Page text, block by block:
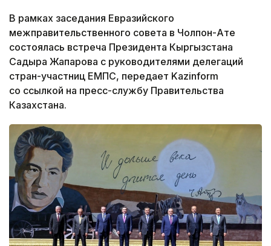
В рамках заседания Евразийского
межправительственного совета в Чолпон-Ате
состоялась встреча Президента Кыргызстана
Садыра Жапарова с руководителями делегаций
стран-участниц ЕМПС, передает Kazinform
со ссылкой на пресс-службу Правительства
Казахстана.